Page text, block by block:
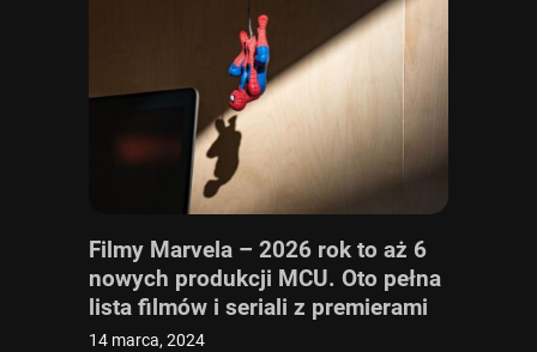
Filmy Marvela – 2026 rok to aż 6
nowych produkcji MCU. Oto pełna
lista filmów i seriali z premierami
w 2026 roku
14 marca, 2024